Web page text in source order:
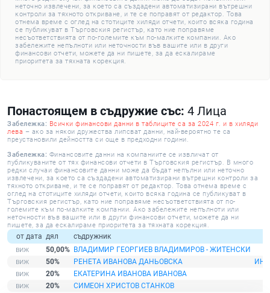
неточно извлечени, за което са създадени автоматизирани вътрешни
контроли за тяхното откриване, и те се поправят от редактор. Това
отнема време с оглед на стотиците хиляди отчети, които всяка година
се публикуват в Търговския регистър, като ние поправяме
несъответствията от по-големите към по-малките компании. Ако
забележите непълноти или неточности във вашите или в други
финансови отчети, можете да ни пишете, за да ескалираме
приоритета за тяхната корекция.
Понастоящем в съдружие със: 4 Лица
Забележка: Всички финансови данни в таблиците са за 2024 г. и в хиляди
лева – ако за някои дружества липсват данни, най-вероятно те са
преустановили дейността си още в предходни години.
Забележка: Финансовите данни на компаниите се извличат от
публикуваните от тях финансови отчети в Търговския регистър. В много
редки случаи финансовите данни може да бъдат непълни или неточно
извлечени, за което са създадени автоматизирани вътрешни контроли за
тяхното откриване, и те се поправят от редактор. Това отнема време с
оглед на стотиците хиляди отчети, които всяка година се публикуват в
Търговския регистър, като ние поправяме несъответствията от по-
големите към по-малките компании. Ако забележите непълноти или
неточности във вашите или в други финансови отчети, можете да ни
пишете, за да ескалираме приоритета за тяхната корекция.
от дата дял
съдружник
50,00% ВЛАДИМИР ГЕОРГИЕВ ВЛАДИМИРОВ - ЖИТЕНСКИ
50%
РЕНЕТА ИВАНОВА ДАНЬОВСКА
20%
ЕКАТЕРИНА ИВАНОВА ИВАНОВА
20%
СИМЕОН ХРИСТОВ СТАНКОВ